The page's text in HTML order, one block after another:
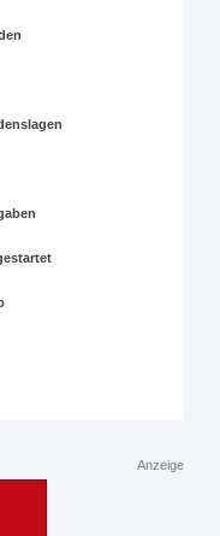
Anzeige